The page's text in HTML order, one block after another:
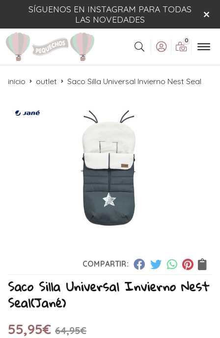
SÍGUENOS EN INSTAGRAM PARA TODAS
LAS NOVEDADES
Buscar
0
inicio outlet Saco Silla Universal Invierno Nest Seal
COMPARTIR:
Saco Silla Universal Invierno Nest
Seal(Jané)
55,95€ 64,95€